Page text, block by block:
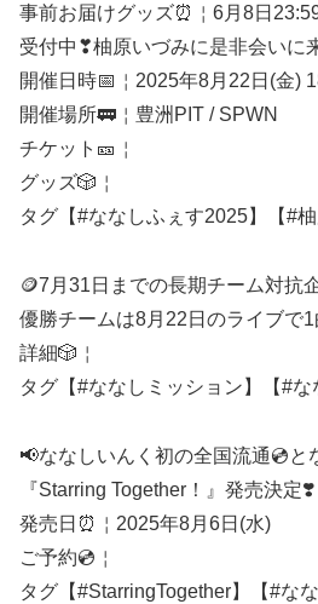
事前お届けグッズ⏰￤6月8日
受付中❣柚原いづみに是非会いに
開催日時📅￤2025年8月22日(金)
開催場所🚃￤豊洲PIT / SPWN
チケット🎫￤
グッズ🎲￤
タグ【#ななしふぇす2025】【#柚
🪙7月31日までの長期チーム対抗
優勝チームは8月22日のライブで
詳細🎲￤
タグ【#ななしミッション】【#な
📢ななしいんく初の全国流通💿と
『Starring Together！』発売決定❣️
発売日⏰￤2025年8月6日(水)
ご予約💿￤
タグ【#StarringTogether】【#なな